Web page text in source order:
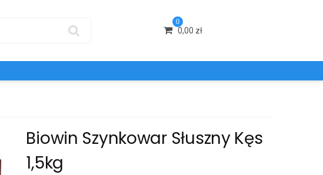
0
0,00 zł
Biowin Szynkowar Słuszny Kęs
1,5kg